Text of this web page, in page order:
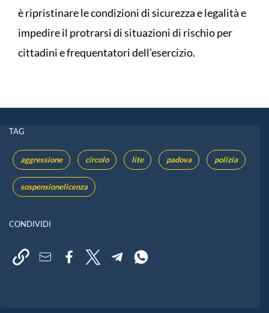
è ripristinare le condizioni di sicurezza e legalità e
impedire il protrarsi di situazioni di rischio per
cittadini e frequentatori dell’esercizio.
TAG
aggressione circolo lite padova polizia
sospensionelicenza
CONDIVIDI